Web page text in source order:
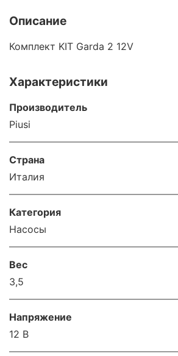
Описание
Комплект KIT Garda 2 12V
Характеристики
Производитель
Piusi
Страна
Италия
Категория
Насосы
Вес
3,5
Напряжение
12 В